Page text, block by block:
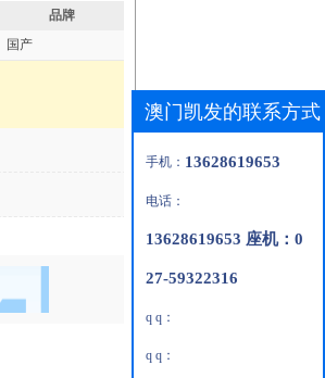
品牌
国产
澳门凯发的联系方式
手机： 13628619653
电话：
13628619653 座机：0
27-59322316
q q：
q q：